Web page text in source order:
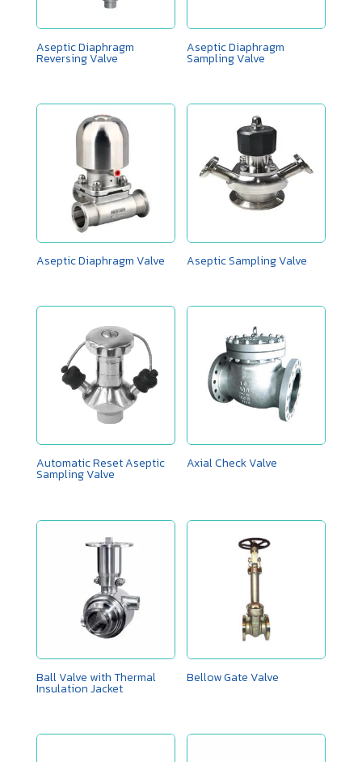
Aseptic Diaphragm
Reversing Valve
Aseptic Diaphragm
Sampling Valve
Aseptic Diaphragm Valve Aseptic Sampling Valve
Automatic Reset Aseptic
Sampling Valve
Axial Check Valve
Ball Valve with Thermal
Insulation Jacket
Bellow Gate Valve